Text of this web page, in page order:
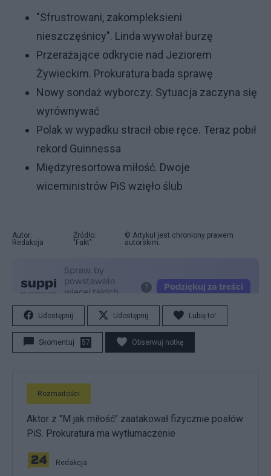
"Sfrustrowani, zakompleksieni
nieszczęśnicy". Linda wywołał burzę
Przerażające odkrycie nad Jeziorem
Żywieckim. Prokuratura bada sprawę
Nowy sondaż wyborczy. Sytuacja zaczyna się
wyrównywać
Polak w wypadku stracił obie ręce. Teraz pobił
rekord Guinnessa
Międzyresortowa miłość. Dwoje
wiceministrów PiS wzięło ślub
Autor:
Redakcja
Źródło:
"Fakt"
© Artykuł jest chroniony prawem
autorskim.
Udostępnij Udostępnij Lubię to!
Skomentuj 57 Obserwuj notkę
Rozmaitości
Aktor z "M jak miłość" zaatakował fizycznie posłów
PiS. Prokuratura ma wytłumaczenie
Redakcja